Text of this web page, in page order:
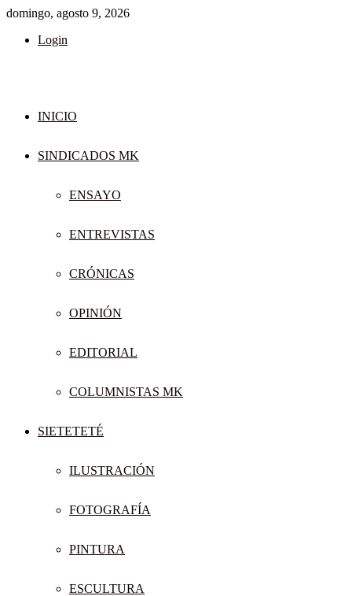
domingo, agosto 9, 2026
Login
INICIO
SINDICADOS MK
ENSAYO
ENTREVISTAS
CRÓNICAS
OPINIÓN
EDITORIAL
COLUMNISTAS MK
SIETETETÉ
ILUSTRACIÓN
FOTOGRAFÍA
PINTURA
ESCULTURA